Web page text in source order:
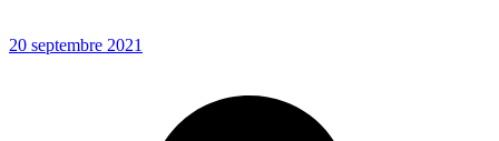
20 septembre 2021